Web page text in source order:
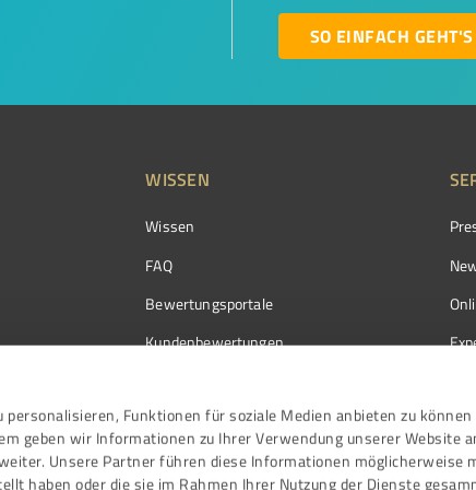
Funktionen für soziale Medien anbieten zu können
geben wir Informationen zu Ihrer Verwendung unserer Website
Unsere Partner führen diese Informationen möglicherweise
haben oder die sie im Rahmen Ihrer Nutzung der Dienste
SO EINFACH GEHT'S
WISSEN
Wissen
FAQ
Bewertungsportale
Kundenbewertungen
Bewertungs­richtlinien
Events